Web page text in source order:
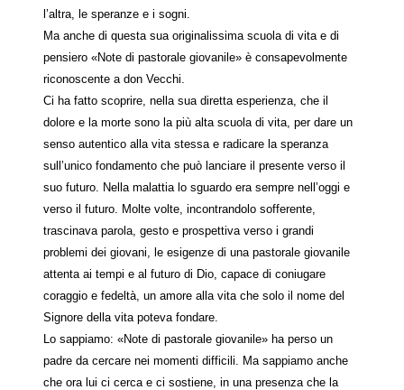
l’altra, le speranze e i sogni.
Ma anche di questa sua originalissima scuola di vita e di
pensiero «Note di pastorale giovanile» è consapevolmente
riconoscente a don Vecchi.
Ci ha fatto scoprire, nella sua diretta esperienza, che il
dolore e la morte sono la più alta scuola di vita, per dare un
senso autentico alla vita stessa e radicare la speranza
sull’unico fondamento che può lanciare il presente verso il
suo futuro. Nella malattia lo sguardo era sempre nell’oggi e
verso il futuro. Molte volte, incontrandolo sofferente,
trascinava parola, gesto e prospettiva verso i grandi
problemi dei giovani, le esigenze di una pastorale giovanile
attenta ai tempi e al futuro di Dio, capace di coniugare
coraggio e fedeltà, un amore alla vita che solo il nome del
Signore della vita poteva fondare.
Lo sappiamo: «Note di pastorale giovanile» ha perso un
padre da cercare nei momenti difficili. Ma sappiamo anche
che ora lui ci cerca e ci sostiene, in una presenza che la